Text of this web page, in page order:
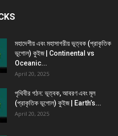
মহাদেশীয় এবং মহাসাগরীয় ভূত্বক (প্রাকৃতিক
ভূগোল) কুইজ | Continental vs
Oceanic...
April 20, 2025
পৃথিবীর গঠন: ভূত্বক, আবরণ এবং মূল
(প্রাকৃতিক ভূগোল) কুইজ | Earth’s...
April 20, 2025